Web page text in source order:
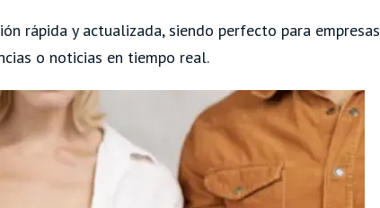
rápida y actualizada, siendo perfecto para empresas
o noticias en tiempo real.